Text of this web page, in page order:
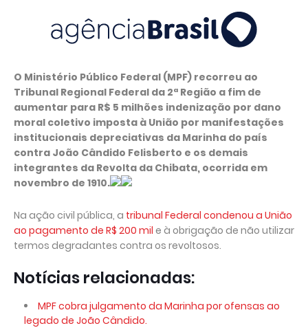
O Ministério Público Federal (MPF) recorreu ao
Tribunal Regional Federal da 2ª Região a fim de
aumentar para R$ 5 milhões indenização por dano
moral coletivo imposta à União por manifestações
institucionais depreciativas da Marinha do país
contra João Cândido Felisberto e os demais
integrantes da Revolta da Chibata, ocorrida em
novembro de 1910.
Na ação civil pública, a tribunal Federal condenou a União
ao pagamento de R$ 200 mil e à obrigação de não utilizar
termos degradantes contra os revoltosos.
Notícias relacionadas:
MPF cobra julgamento da Marinha por ofensas ao
legado de João Cândido.